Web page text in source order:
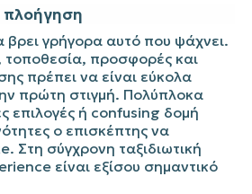
πλοήγηση
βρει γρήγορα αυτό που ψάχνει.
προσφορές και
πρέπει να είναι εύκολα
πρώτη στιγμή. Πολύπλοκα
επιλογές ή confusing δομή
ο επισκέπτης να
Στη σύγχρονη ταξιδιωτική
είναι εξίσου σημαντικό